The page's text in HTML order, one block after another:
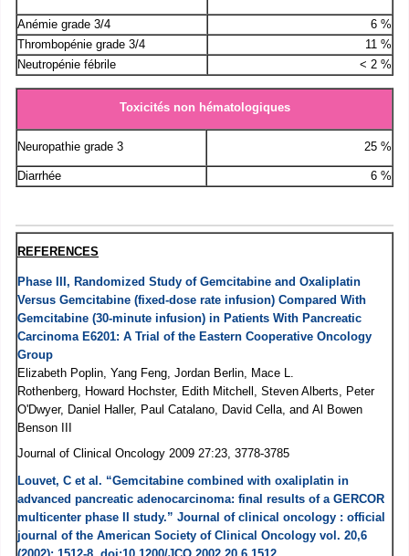
Anémie grade 3/4
6 %
Thrombopénie grade 3/4
11 %
Neutropénie fébrile
< 2 %
Toxicités non hématologiques
Neuropathie grade 3 25 %
Diarrhée 6 %
REFERENCES
Phase III, Randomized Study of Gemcitabine and Oxaliplatin
Versus Gemcitabine (fixed-dose rate infusion) Compared With
Gemcitabine (30-minute infusion) in Patients With Pancreatic
Carcinoma E6201: A Trial of the Eastern Cooperative Oncology
Group
Elizabeth Poplin, Yang Feng, Jordan Berlin, Mace L.
Rothenberg, Howard Hochster, Edith Mitchell, Steven Alberts, Peter
O'Dwyer, Daniel Haller, Paul Catalano, David Cella, and Al Bowen
Benson III
Journal of Clinical Oncology 2009 27:23, 3778-3785
Louvet, C et al. “Gemcitabine combined with oxaliplatin in
advanced pancreatic adenocarcinoma: final results of a GERCOR
multicenter phase II study.” Journal of clinical oncology : official
journal of the American Society of Clinical Oncology vol. 20,6